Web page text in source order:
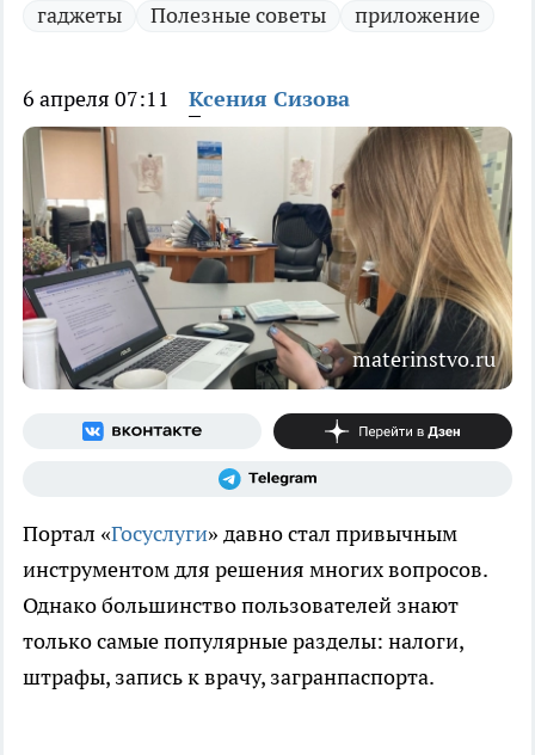
гаджеты Полезные советы приложение
6 апреля 07:11 Ксения Сизова
materinstvo.ru
Портал «Госуслуги» давно стал привычным
инструментом для решения многих вопросов.
Однако большинство пользователей знают
только самые популярные разделы: налоги,
штрафы, запись к врачу, загранпаспорта.